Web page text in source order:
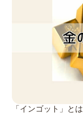
金インゴ
売却時の
金インゴ
「インゴット」と